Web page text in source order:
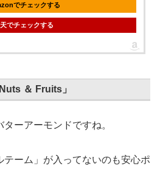
でチェックする
でチェックする
＆ Fruits」
ーアーモンドですね。
ーム」が入ってないのも安心ポ